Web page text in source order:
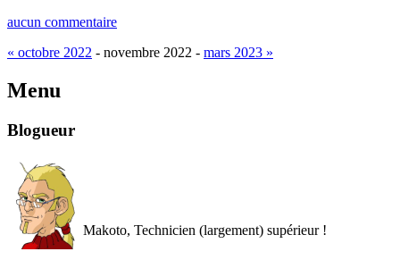
aucun commentaire
« octobre 2022 - novembre 2022 - mars 2023 »
Menu
Blogueur
Makoto, Technicien (largement) supérieur !